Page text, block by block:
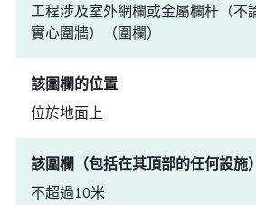
工程涉及室外網欄或金屬欄杆（不
實心圍牆）（圍欄）
該圍欄的位置
位於地面上
該圍欄（包括在其頂部的任何設施
不超過10米